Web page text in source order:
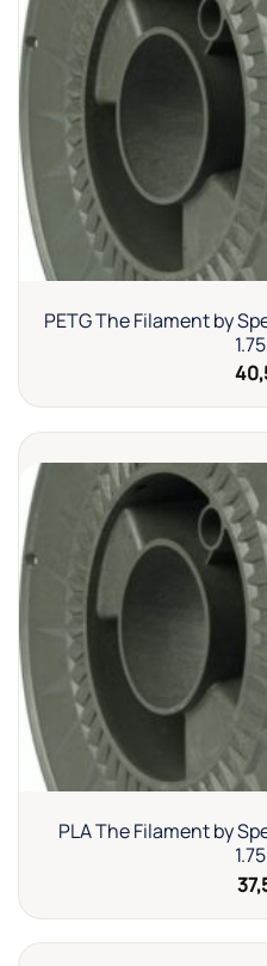
PETG The Filament by
PLA The Filament by